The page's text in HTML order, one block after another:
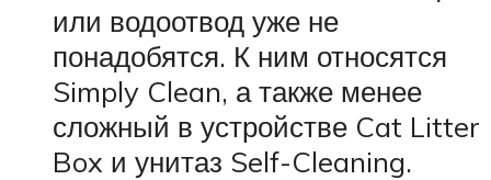
или водоотвод уже не
понадобятся. К ним относятся
Simply Clean, а также менее
сложный в устройстве Cat Litter
Box и унитаз Self-Cleaning.